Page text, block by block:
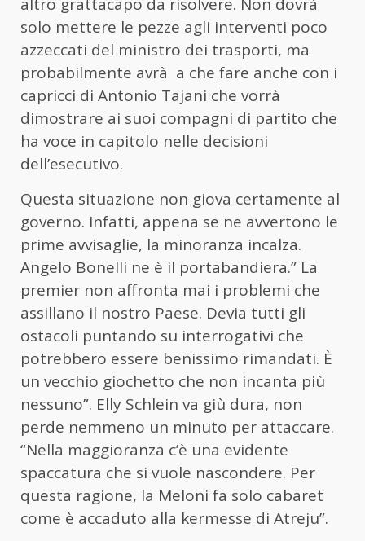
solo mettere le pezze agli interventi poco
azzeccati del ministro dei trasporti, ma
probabilmente avrà a che fare anche con i
capricci di Antonio Tajani che vorrà
dimostrare ai suoi compagni di partito che
ha voce in capitolo nelle decisioni
dell’esecutivo.
Questa situazione non giova certamente al
governo. Infatti, appena se ne avvertono le
prime avvisaglie, la minoranza incalza.
Angelo Bonelli ne è il portabandiera.” La
premier non affronta mai i problemi che
assillano il nostro Paese. Devia tutti gli
ostacoli puntando su interrogativi che
potrebbero essere benissimo rimandati. È
un vecchio giochetto che non incanta più
nessuno”. Elly Schlein va giù dura, non
perde nemmeno un minuto per attaccare.
“Nella maggioranza c’è una evidente
spaccatura che si vuole nascondere. Per
questa ragione, la Meloni fa solo cabaret
come è accaduto alla kermesse di Atreju”.